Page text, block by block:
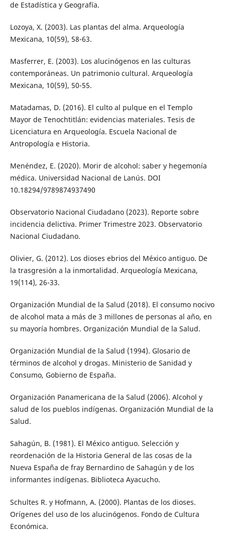
de Estadística y Geografía.
Lozoya, X. (2003). Las plantas del alma. Arqueología
Mexicana, 10(59), 58-63.
Masferrer, E. (2003). Los alucinógenos en las culturas
contemporáneas. Un patrimonio cultural. Arqueología
Mexicana, 10(59), 50-55.
Matadamas, D. (2016). El culto al pulque en el Templo
Mayor de Tenochtitlán: evidencias materiales. Tesis de
Licenciatura en Arqueología. Escuela Nacional de
Antropología e Historia.
Menéndez, E. (2020). Morir de alcohol: saber y hegemonía
médica. Universidad Nacional de Lanús. DOI
10.18294/9789874937490
Observatorio Nacional Ciudadano (2023). Reporte sobre
incidencia delictiva. Primer Trimestre 2023. Observatorio
Nacional Ciudadano.
Olivier, G. (2012). Los dioses ebrios del México antiguo. De
la trasgresión a la inmortalidad. Arqueología Mexicana,
19(114), 26-33.
Organización Mundial de la Salud (2018). El consumo nocivo
de alcohol mata a más de 3 millones de personas al año, en
su mayoría hombres. Organización Mundial de la Salud.
Organización Mundial de la Salud (1994). Glosario de
términos de alcohol y drogas. Ministerio de Sanidad y
Consumo, Gobierno de España.
Organización Panamericana de la Salud (2006). Alcohol y
salud de los pueblos indígenas. Organización Mundial de la
Salud.
Sahagún, B. (1981). El México antiguo. Selección y
reordenación de la Historia General de las cosas de la
Nueva España de fray Bernardino de Sahagún y de los
informantes indígenas. Biblioteca Ayacucho.
Schultes R. y Hofmann, A. (2000). Plantas de los dioses.
Orígenes del uso de los alucinógenos. Fondo de Cultura
Económica.